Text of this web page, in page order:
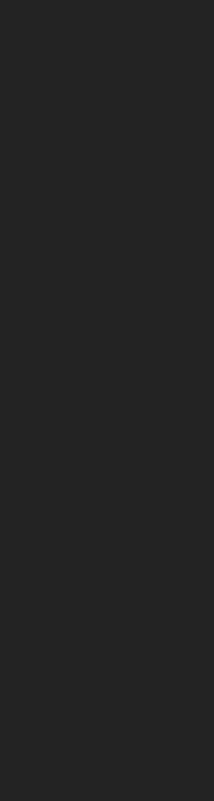
soluții eficiente